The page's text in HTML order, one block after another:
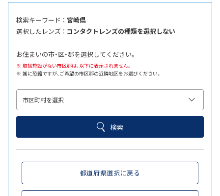
検索キーワード ： 宮崎県
選択したレンズ ： コンタクトレンズの種類を選択しない
お住まいの市・区・郡を選択してください。
取扱施設がない市区郡は、以下に表示されません。
誠に恐縮ですが、ご希望の市区郡の近隣地区をお選びください。
検索
都道府県選択に戻る